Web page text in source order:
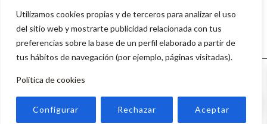
Utilizamos cookies propias y de terceros para analizar el uso
del sitio web y mostrarte publicidad relacionada con tus
preferencias sobre la base de un perfil elaborado a partir de
tus hábitos de navegación (por ejemplo, páginas visitadas).
Política de cookies
Configurar Rechazar Aceptar
C. Algarrobo, 40, 29560 Pizarra, Málaga
© 2026 Alsanamoda. Powered by Linkasoft